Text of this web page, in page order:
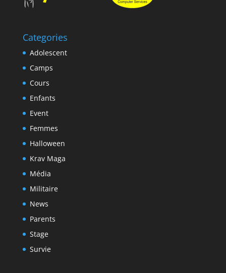
Categories
Adolescent
Camps
Cours
Enfants
Event
Femmes
Halloween
Krav Maga
Média
Militaire
News
Parents
Stage
Survie